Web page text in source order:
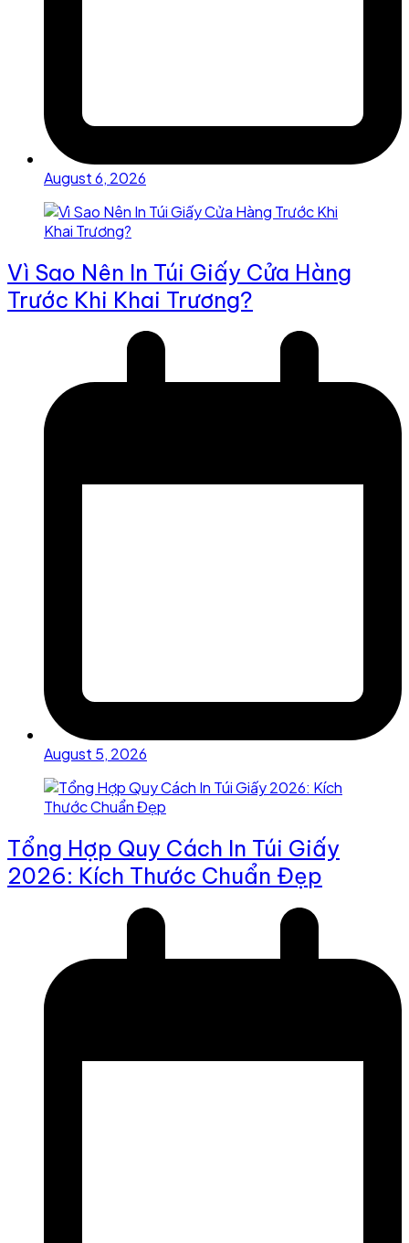
August 6, 2026
Vì Sao Nên In Túi Giấy Cửa Hàng
Trước Khi Khai Trương?
August 5, 2026
Tổng Hợp Quy Cách In Túi Giấy
2026: Kích Thước Chuẩn Đẹp